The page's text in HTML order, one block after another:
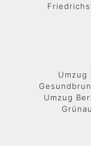
Umzug
Umzug